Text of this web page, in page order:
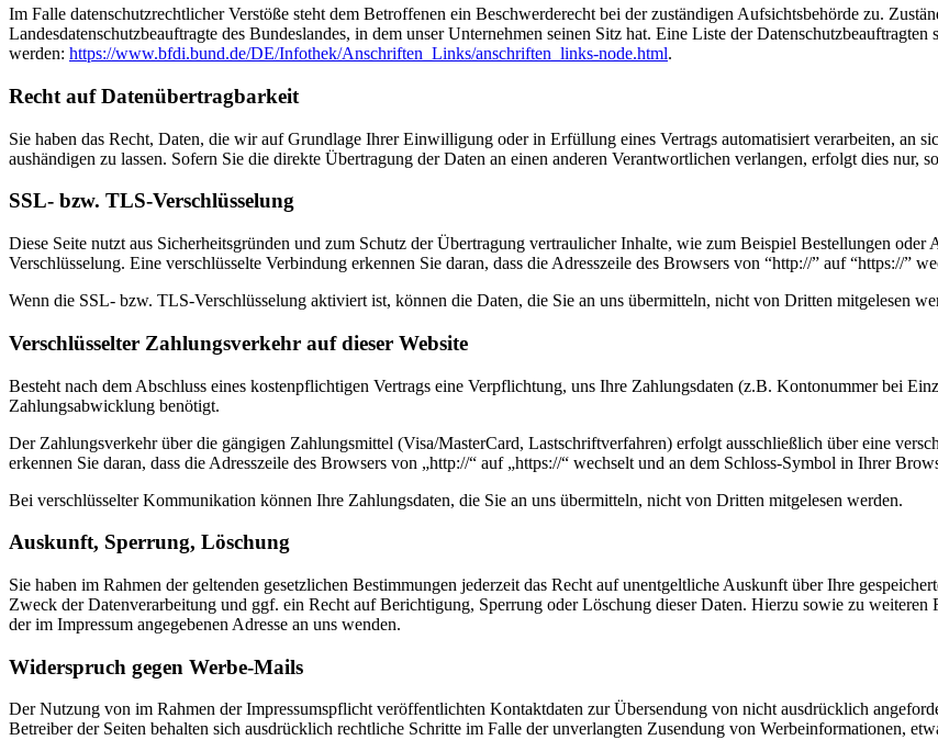
Im Falle datenschutzrechtlicher Verstöße steht dem Betroffenen ein Beschwerderecht bei der zuständigen Aufsichtsbehörde zu.
Landesdatenschutzbeauftragte des Bundeslandes, in dem unser Unternehmen seinen Sitz hat. Eine Liste der
werden: https://www.bfdi.bund.de/DE/Infothek/Anschriften_Links/anschriften_links-node.html.
Recht auf Datenübertragbarkeit
Sie haben das Recht, Daten, die wir auf Grundlage Ihrer Einwilligung oder in Erfüllung eines Vertrags automatisiert verarbeiten, an
aushändigen zu lassen. Sofern Sie die direkte Übertragung der Daten an einen anderen Verantwortlichen verlangen, erfolgt dies nur,
SSL- bzw. TLS-Verschlüsselung
Diese Seite nutzt aus Sicherheitsgründen und zum Schutz der Übertragung vertraulicher Inhalte, wie zum Beispiel Bestellungen
Verschlüsselung. Eine verschlüsselte Verbindung erkennen Sie daran, dass die Adresszeile des Browsers von “http://” auf “https://”
Wenn die SSL- bzw. TLS-Verschlüsselung aktiviert ist, können die Daten, die Sie an uns übermitteln, nicht von Dritten mitgelesen
Verschlüsselter Zahlungsverkehr auf dieser Website
Besteht nach dem Abschluss eines kostenpflichtigen Vertrags eine Verpflichtung, uns Ihre Zahlungsdaten (z.B. Kontonummer bei
Zahlungsabwicklung benötigt.
Der Zahlungsverkehr über die gängigen Zahlungsmittel (Visa/MasterCard, Lastschriftverfahren) erfolgt ausschließlich über eine
erkennen Sie daran, dass die Adresszeile des Browsers von „http://“ auf „https://“ wechselt und an dem Schloss-Symbol in Ihrer
Bei verschlüsselter Kommunikation können Ihre Zahlungsdaten, die Sie an uns übermitteln, nicht von Dritten mitgelesen werden.
Auskunft, Sperrung, Löschung
Sie haben im Rahmen der geltenden gesetzlichen Bestimmungen jederzeit das Recht auf unentgeltliche Auskunft über Ihre
Zweck der Datenverarbeitung und ggf. ein Recht auf Berichtigung, Sperrung oder Löschung dieser Daten. Hierzu sowie zu weiteren
der im Impressum angegebenen Adresse an uns wenden.
Widerspruch gegen Werbe-Mails
Der Nutzung von im Rahmen der Impressumspflicht veröffentlichten Kontaktdaten zur Übersendung von nicht ausdrücklich
Betreiber der Seiten behalten sich ausdrücklich rechtliche Schritte im Falle der unverlangten Zusendung von Werbeinformationen,